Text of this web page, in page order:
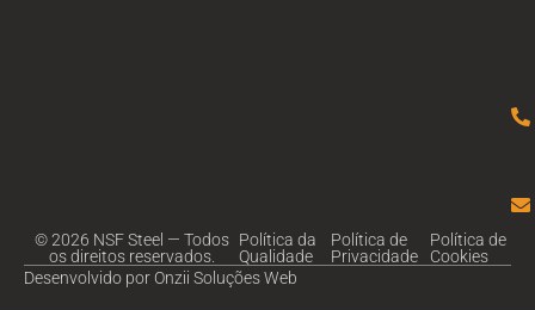
© 2026 NSF Steel — Todos
os direitos reservados.
Política da
Qualidade
Política de
Privacidade
Política de
Cookies
Desenvolvido por Onzii Soluções Web